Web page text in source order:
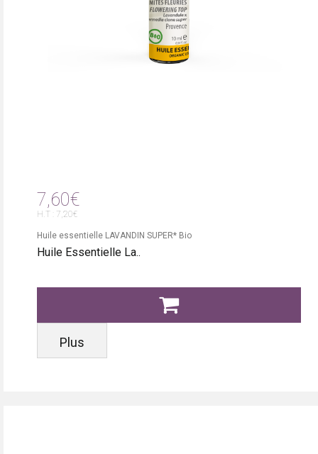
7,60€
H.T : 7,20€
Huile essentielle LAVANDIN SUPER* Bio
Huile Essentielle La..
Plus